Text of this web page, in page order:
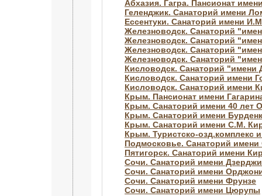
Абхазия. Гагра. Пансионат
Геленджик. Санаторий имени
Ессентуки. Санаторий имени
Железноводск. Санаторий
Железноводск. Санаторий
Железноводск. Санаторий
Железноводск. Санаторий
Кисловодск. Санаторий "имени
Кисловодск. Санаторий имени
Кисловодск. Санаторий имени
Крым. Пансионат имени
Крым. Санаторий имени 40 лет
Крым. Санаторий имени
Крым. Санаторий имени С.М.
Крым. Туристско-озд.комплекс
Подмосковье. Санаторий имени
Пятигорск. Санаторий имени
Сочи. Санаторий имени
Сочи. Санаторий имени
Сочи. Санаторий имени Фрунзе
Сочи. Санаторий имени Цюрупы